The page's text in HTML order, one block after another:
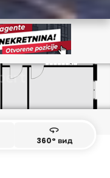
360
360° вид